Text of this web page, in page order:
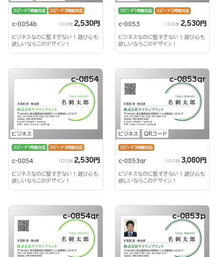
スピード1時間対応 スピード3時間対応
c-0854b 100枚 2,530円
ビジネスなのに堅すぎない！遊び心も
欲しいならこのデザイン！
スピード1時間対応 スピード3時間対応
c-0853 100枚 2,530円
ビジネスなのに堅すぎない！遊び心も
欲しいならこのデザイン！
ビジネス
c-0854
スピード1時間対応 スピード3時間対応
c-0854 100枚 2,530円
ビジネスなのに堅すぎない！遊び心も
欲しいならこのデザイン！
ビジネス QRコード
c-0853qr
スピード3時間対応
c-0853qr 100枚 3,080円
ビジネスなのに堅すぎない！遊び心も
欲しいならこのデザイン！
c-0854qr c-0853p